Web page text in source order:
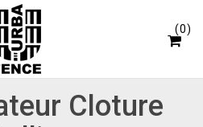
0
Cloture